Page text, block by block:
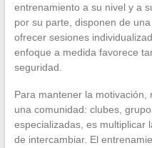
entrenamiento a su nivel y a
por su parte, disponen de
ofrecer sesiones
enfoque a medida favorece
seguridad.
Para mantener la
una comunidad: clubes,
especializadas, es multiplicar
de intercambiar. El